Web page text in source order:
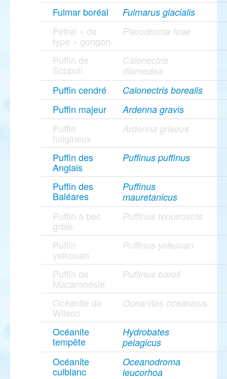
Fulmar boréal Fulmarus glacialis
Pétrel « de
type » gongon
Pterodroma feae
Puffin de
Scopoli
Calonectris
diomedea
Puffin cendré Calonectris borealis
Puffin majeur Ardenna gravis
Puffin
fuligineux
Ardenna griseus
Puffin des
Anglais
Puffinus puffinus
Puffin des
Baléares
Puffinus
mauretanicus
Puffin à bec
grêle
Puffinus tenuirostris
Puffin
yelkouan
Puffinus yelkouan
Puffin de
Macaronésie
Puffinus baroli
Océanite de
Wilson
Oceanites oceanicus
Océanite
tempête
Hydrobates
pelagicus
Océanite
culblanc
Oceanodroma
leucorhoa